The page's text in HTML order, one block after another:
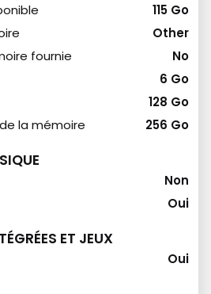
115 Go
Other
fournie
No
6 Go
128 Go
la mémoire
256 Go
Non
Oui
ET JEUX
Oui